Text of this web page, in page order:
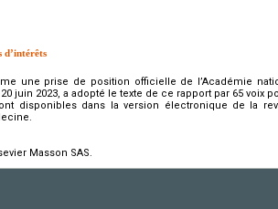
d’intérêts
une prise de position officielle de l’Académie
juin 2023, a adopté le texte de ce rapport par 65 voix
disponibles dans la version électronique de la
Masson SAS.